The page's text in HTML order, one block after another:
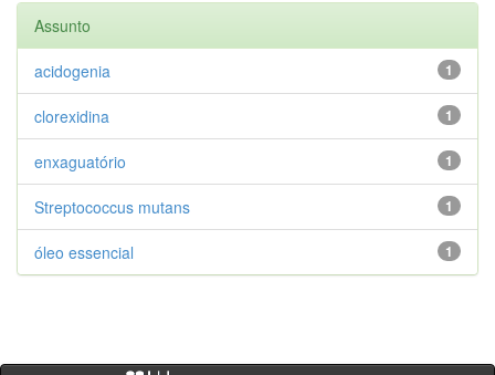
Assunto
1
acidogenia
1
clorexidina
1
enxaguatório
1
Streptococcus mutans
1
óleo essencial